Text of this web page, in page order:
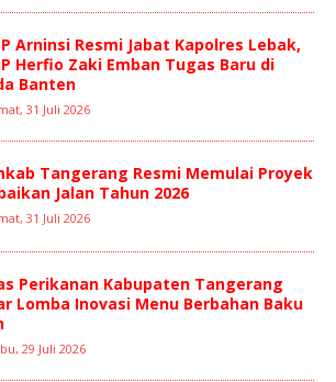
Arninsi Resmi Jabat Kapolres Lebak,
Herfio Zaki Emban Tugas Baru di
Banten
31 Juli 2026
Tangerang Resmi Memulai Proyek
Jalan Tahun 2026
31 Juli 2026
Perikanan Kabupaten Tangerang
Lomba Inovasi Menu Berbahan Baku
29 Juli 2026